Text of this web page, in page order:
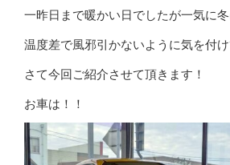
一昨日まで暖かい日でしたが一気に
温度差で風邪引かないように気を付
さて今回ご紹介させて頂きます！
お車は！！